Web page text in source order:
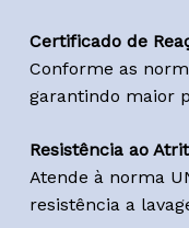
Certificado de
Conforme as
garantindo maior
Resistência ao
Atende à norma
resistência a